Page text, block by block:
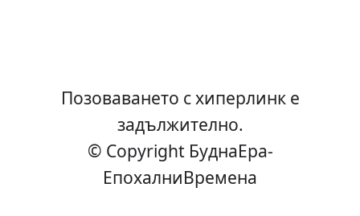
Позоваването с хиперлинк е
задължително.
© Copyright БуднаEра-
ЕпохалниВремена